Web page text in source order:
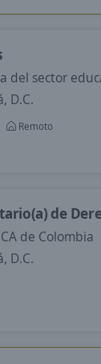
del sector
D.C.
Remoto
de
de Colombia
D.C.